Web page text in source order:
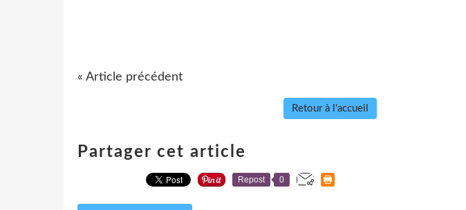
« Article précédent
Retour à l'accueil
Partager cet article
Repost 0